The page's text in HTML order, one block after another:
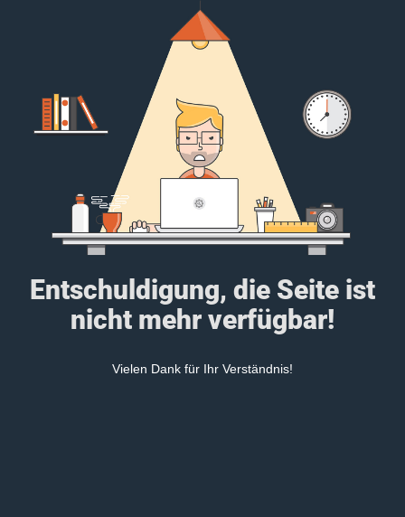
Entschuldigung, die Seite ist
nicht mehr verfügbar!
Vielen Dank für Ihr Verständnis!